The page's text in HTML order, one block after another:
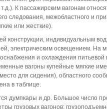
К пассажирским вагонам
следования, межобластного и
или жесткие).
конструкции, индивидуальным
электрическим освещением. На
и охлаждения
вагоны купейные мягкие
для сидения), областного
в таблице.
думпкары и др. Большое число
грузовых вагонов;